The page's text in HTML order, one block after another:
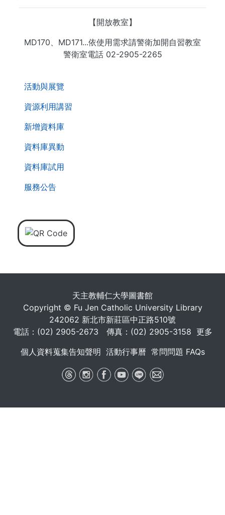
活動與展覽
資源利用講習
新增資料庫
資料庫異動
資料庫試用
服務公告
【開放教室】
MD170、MD171...依使用需求請警衛加開自習教室
警衛室電話 02-2905-2265
天主教輔仁大學圖書館
Copyright © Fu Jen Catholic University Library
242062 新北市新莊區中正路510號
電話：(02) 2905-2673 傳真：(02) 2905-3158 更多
個人資料蒐集告知聲明 活動行事曆 常問問題 FAQs